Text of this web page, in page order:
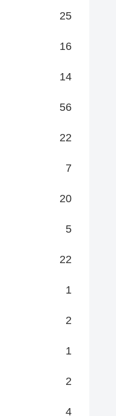
25
16
14
56
22
7
20
5
22
1
2
1
2
4